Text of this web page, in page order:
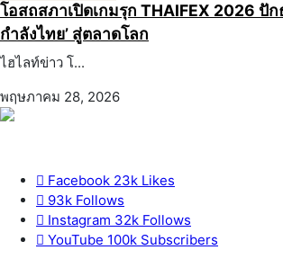
โอสถสภาเปิดเกมรุก THAIFEX 2026 ปัก
กำลังไทย’ สู่ตลาดโลก
ไฮไลท์ข่าว โ...
พฤษภาคม 28, 2026
Facebook 23k Likes
93k Follows
Instagram 32k Follows
YouTube 100k Subscribers